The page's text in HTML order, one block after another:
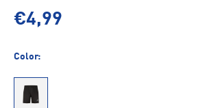
€4,99
Color:
000AKU